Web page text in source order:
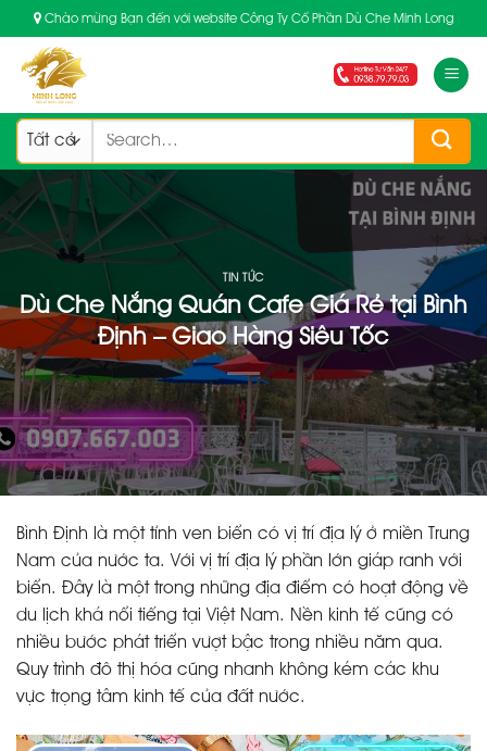
to
content
Chào mừng Bạn đến với website Công Ty Cổ Phần Dù Che Minh Long
Search
TIN TỨC
Dù Che Nắng Quán Cafe Giá Rẻ tại Bình
Định – Giao Hàng Siêu Tốc
Bình Định là một tỉnh ven biển có vị trí địa lý ở miền Trung
Nam của nước ta. Với vị trí địa lý phần lớn giáp ranh với
biển. Đây là một trong những địa điểm có hoạt động về
du lịch khá nổi tiếng tại Việt Nam. Nền kinh tế cũng có
nhiều bước phát triển vượt bậc trong nhiều năm qua.
Quy trình đô thị hóa cũng nhanh không kém các khu
vực trọng tâm kinh tế của đất nước.